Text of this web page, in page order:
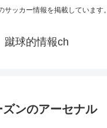
サッカー情報を掲載しています。
蹴球的情報ch
ンのアーセナル